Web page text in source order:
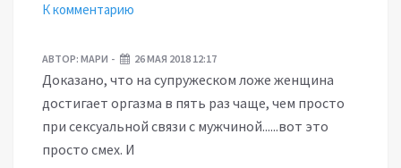
К комментарию
АВТОР: МАРИ 26 МАЯ 2018 12:17
Доказано, что на супружеском ложе женщина
достигает оргазма в пять раз чаще, чем просто
при сексуальной связи с мужчиной......вот это
просто смех. И